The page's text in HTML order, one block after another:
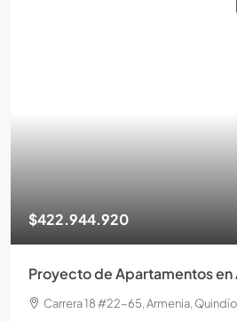
$422.944.920
Proyecto de Apartamentos en
Carrera 18 #22-65, Armenia,